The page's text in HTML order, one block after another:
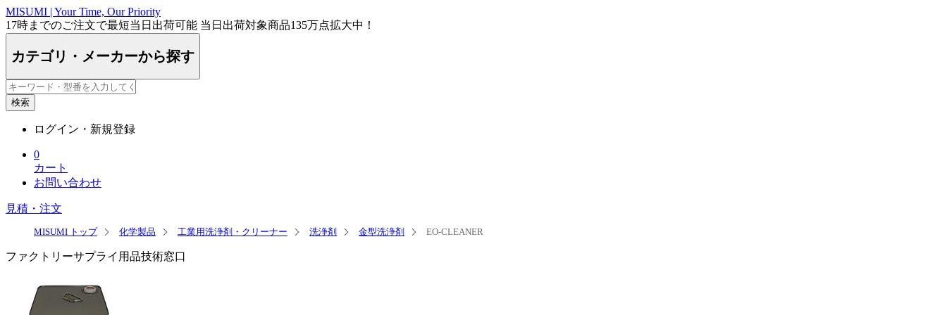
MISUMI | Your Time, Our Priority
17時までのご注文で最短当日出荷可能 当日出荷対象商品135万点拡大中！
カテゴリ・メーカーから探す
検索
ログイン・新規登録
0
カート
お問い合わせ
見積・注文
MISUMI トップ 化学製品 工業用洗浄剤・クリーナー 洗浄剤 金型洗浄剤 EO-CLEANER
ファクトリーサプライ用品技術窓口